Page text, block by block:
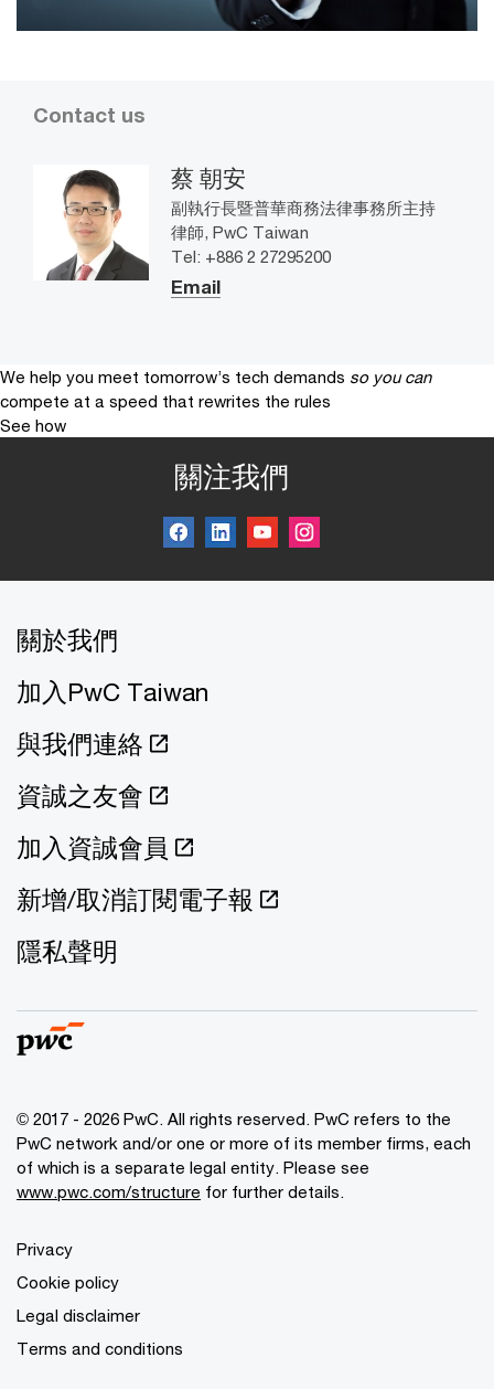
Contact us
蔡 朝安
副執行長暨普華商務法律事務所主持
律師, PwC Taiwan
Tel: +886 2 27295200
Email
We help you meet tomorrow’s tech demands so you can
compete at a speed that rewrites the rules
See how
關注我們
關於我們
加入PwC Taiwan
與我們連絡
資誠之友會
加入資誠會員
新增/取消訂閱電子報
隱私聲明
© 2017 - 2026 PwC. All rights reserved. PwC refers to the
PwC network and/or one or more of its member firms, each
of which is a separate legal entity. Please see
www.pwc.com/structure for further details.
Privacy
Cookie policy
Legal disclaimer
Terms and conditions